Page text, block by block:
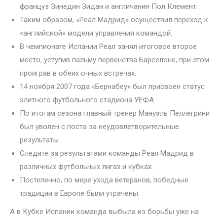
француз Зинедин Зидан и англичанин Пол Клемент.
Таким образом, «Реал Мадрид» осуществил переход к
«английской» модели управления командой.
В чемпионате Испании Реал занял итоговое второе
место, уступив пальму первенства Барселоне, при этом
проиграв в обеих очных встречах.
14 ноября 2007 года «Бернабеу» был присвоен статус
элитного футбольного стадиона УЕФА.
По итогам сезона главный тренер Мануэль Пеллегрини
был уволен с поста за неудовлетворительные
результаты.
Следите за результатами команды Реал Мадрид в
различных футбольных лигах и кубках.
Постепенно, по мере ухода ветеранов, победные
традиции в Европе были утрачены.
А в Кубке Испании команда выбыла из борьбы уже на